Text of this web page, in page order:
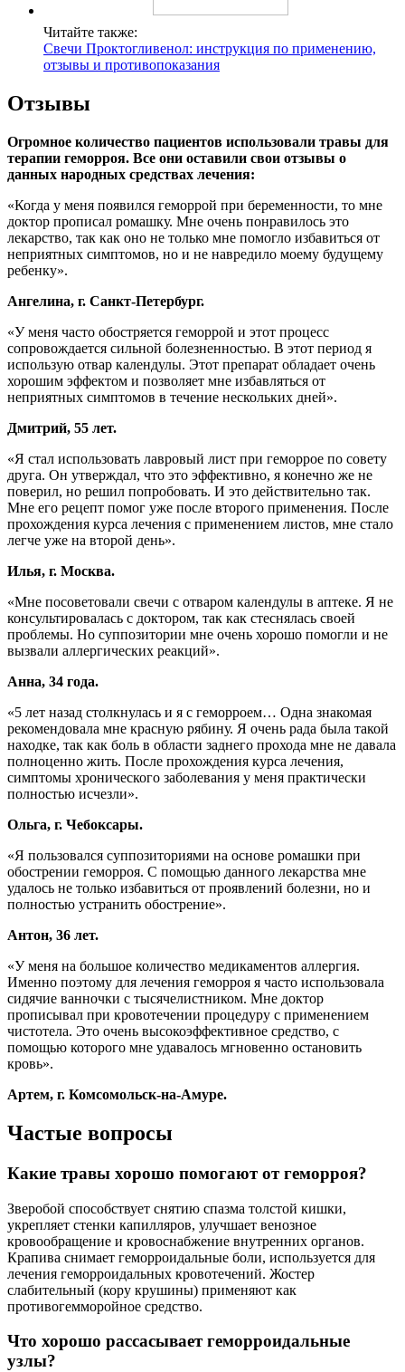
Читайте также:
Свечи Проктогливенол: инструкция по применению,
отзывы и противопоказания
Отзывы
Огромное количество пациентов использовали травы для
терапии геморроя. Все они оставили свои отзывы о
данных народных средствах лечения:
«Когда у меня появился геморрой при беременности, то мне
доктор прописал ромашку. Мне очень понравилось это
лекарство, так как оно не только мне помогло избавиться от
неприятных симптомов, но и не навредило моему будущему
ребенку».
Ангелина, г. Санкт-Петербург.
«У меня часто обостряется геморрой и этот процесс
сопровождается сильной болезненностью. В этот период я
использую отвар календулы. Этот препарат обладает очень
хорошим эффектом и позволяет мне избавляться от
неприятных симптомов в течение нескольких дней».
Дмитрий, 55 лет.
«Я стал использовать лавровый лист при геморрое по совету
друга. Он утверждал, что это эффективно, я конечно же не
поверил, но решил попробовать. И это действительно так.
Мне его рецепт помог уже после второго применения. После
прохождения курса лечения с применением листов, мне стало
легче уже на второй день».
Илья, г. Москва.
«Мне посоветовали свечи с отваром календулы в аптеке. Я не
консультировалась с доктором, так как стеснялась своей
проблемы. Но суппозитории мне очень хорошо помогли и не
вызвали аллергических реакций».
Анна, 34 года.
«5 лет назад столкнулась и я с геморроем… Одна знакомая
рекомендовала мне красную рябину. Я очень рада была такой
находке, так как боль в области заднего прохода мне не давала
полноценно жить. После прохождения курса лечения,
симптомы хронического заболевания у меня практически
полностью исчезли».
Ольга, г. Чебоксары.
«Я пользовался суппозиториями на основе ромашки при
обострении геморроя. С помощью данного лекарства мне
удалось не только избавиться от проявлений болезни, но и
полностью устранить обострение».
Антон, 36 лет.
«У меня на большое количество медикаментов аллергия.
Именно поэтому для лечения геморроя я часто использовала
сидячие ванночки с тысячелистником. Мне доктор
прописывал при кровотечении процедуру с применением
чистотела. Это очень высокоэффективное средство, с
помощью которого мне удавалось мгновенно остановить
кровь».
Артем, г. Комсомольск-на-Амуре.
Частые вопросы
Какие травы хорошо помогают от геморроя?
Зверобой способствует снятию спазма толстой кишки,
укрепляет стенки капилляров, улучшает венозное
кровообращение и кровоснабжение внутренних органов.
Крапива снимает геморроидальные боли, используется для
лечения геморроидальных кровотечений. Жостер
слабительный (кору крушины) применяют как
противогемморойное средство.
Что хорошо рассасывает геморроидальные
узлы?